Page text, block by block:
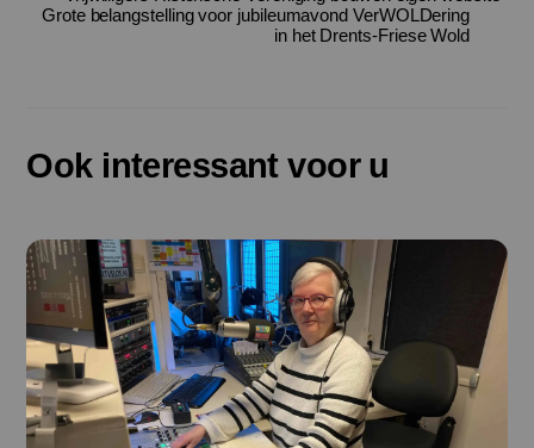
Grote belangstelling voor jubileumavond VerWOLDering
in het Drents-Friese Wold
Ook interessant voor u